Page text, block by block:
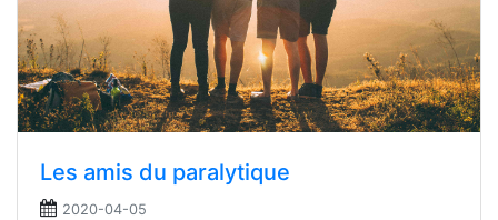
Les amis du paralytique
2020-04-05